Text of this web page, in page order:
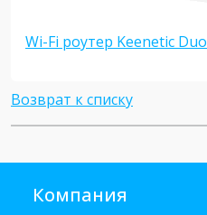
Wi-Fi роутер Keenetic Duo
Возврат к списку
Компания